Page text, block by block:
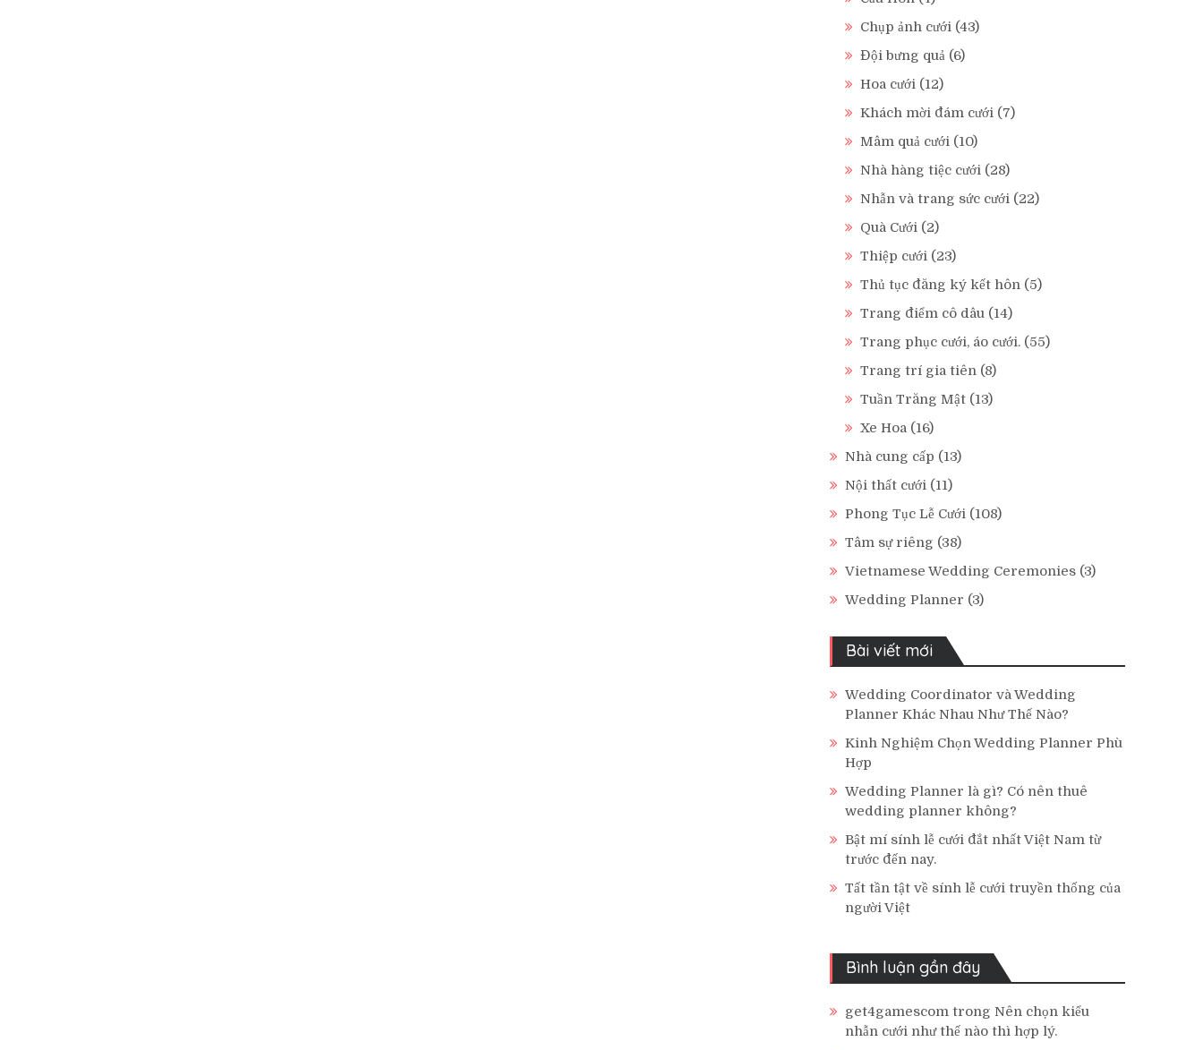
Chụp ảnh cưới (43)
Đội bưng quả (6)
Hoa cưới (12)
Khách mời đám cưới (7)
Mâm quả cưới (10)
Nhà hàng tiệc cưới (28)
Nhẫn và trang sức cưới (22)
Quà Cưới (2)
Thiệp cưới (23)
Thủ tục đăng ký kết hôn (5)
Trang điểm cô dâu (14)
Trang phục cưới, áo cưới. (55)
Trang trí gia tiên (8)
Tuần Trăng Mật (13)
Xe Hoa (16)
Nhà cung cấp (13)
Nội thất cưới (11)
Phong Tục Lễ Cưới (108)
Tâm sự riêng (38)
Vietnamese Wedding Ceremonies (3)
Wedding Planner (3)
Bài viết mới
Wedding Coordinator và Wedding
Planner Khác Nhau Như Thế Nào?
Kinh Nghiệm Chọn Wedding Planner Phù
Hợp
Wedding Planner là gì? Có nên thuê
wedding planner không?
Bật mí sính lễ cưới đắt nhất Việt Nam từ
trước đến nay.
Tất tần tật về sính lễ cưới truyền thống của
người Việt
Bình luận gần đây
get4gamescom trong Nên chọn kiểu
nhẫn cưới như thế nào thì hợp lý.